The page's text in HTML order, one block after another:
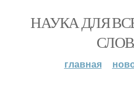
НАУКА ДЛЯ
главная